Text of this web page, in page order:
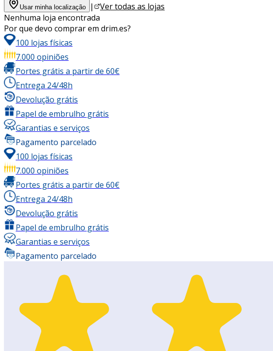
Usar minha localização |
Ver todas as lojas
Nenhuma loja encontrada
Por que devo comprar em drim.es?
100 lojas físicas
7.000 opiniões
Portes grátis a partir de 60€
Entrega 24/48h
Devolução grátis
Papel de embrulho grátis
Garantias e serviços
Pagamento parcelado
100 lojas físicas
7.000 opiniões
Portes grátis a partir de 60€
Entrega 24/48h
Devolução grátis
Papel de embrulho grátis
Garantias e serviços
Pagamento parcelado